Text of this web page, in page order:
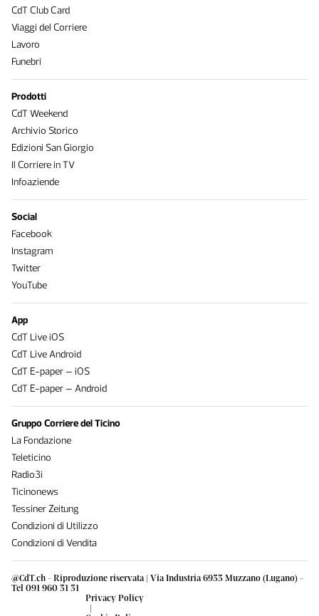
@CdT.ch - Riproduzione riservata | Via Industria 6933 Muzzano (Lugano) -
Tel 091 960 31 31
Privacy Policy
|
CdT Club Card
Viaggi del Corriere
Lavoro
Funebri
Prodotti
CdT Weekend
Archivio Storico
Edizioni San Giorgio
Il Corriere in TV
Infoaziende
Social
Facebook
Instagram
Twitter
YouTube
App
CdT Live iOS
CdT Live Android
CdT E-paper – iOS
CdT E-paper – Android
Gruppo Corriere del Ticino
La Fondazione
Teleticino
Radio3i
Ticinonews
Tessiner Zeitung
Condizioni di Utilizzo
Condizioni di Vendita